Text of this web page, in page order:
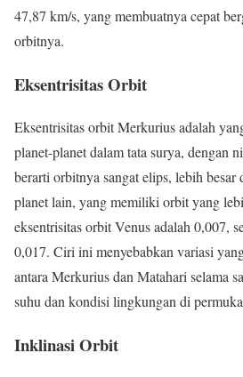
47,87 km/s, yang membuatnya cepat
orbitnya.
Eksentrisitas Orbit
Eksentrisitas orbit Merkurius adalah
planet-planet dalam tata surya, dengan
berarti orbitnya sangat elips, lebih besar
planet lain, yang memiliki orbit yang
eksentrisitas orbit Venus adalah 0,007,
0,017. Ciri ini menyebabkan variasi
antara Merkurius dan Matahari selama
suhu dan kondisi lingkungan di
Inklinasi Orbit